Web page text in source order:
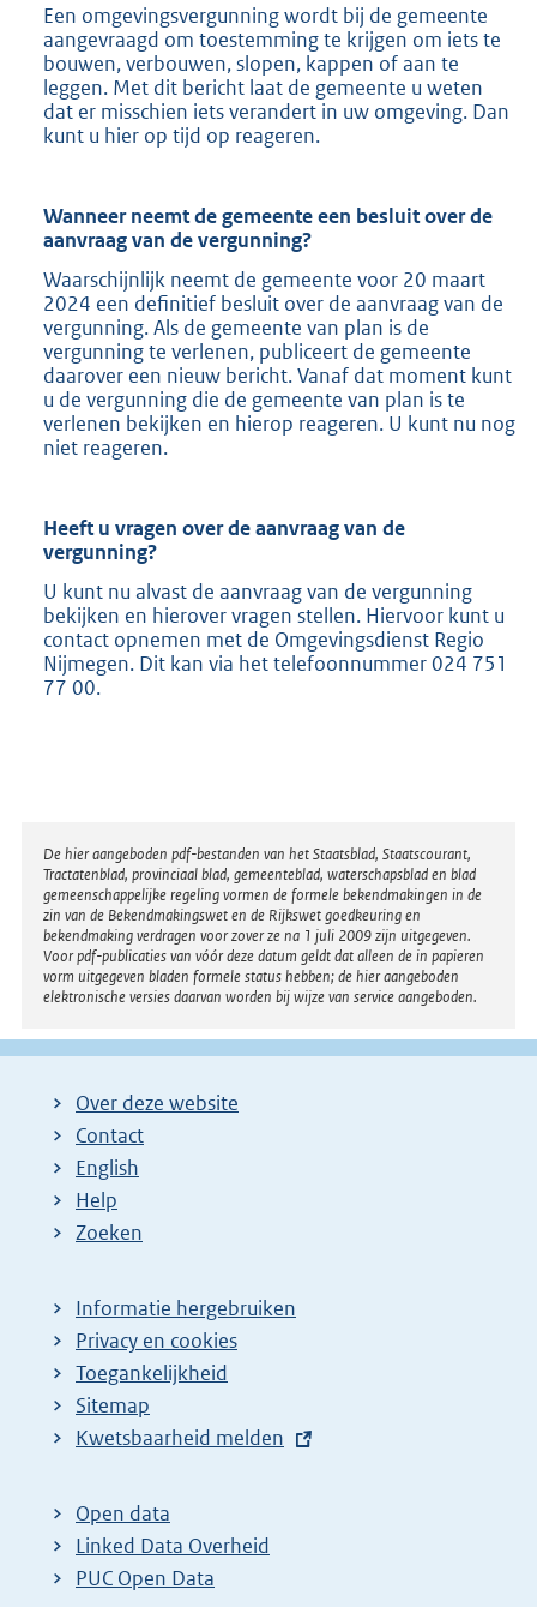
Een omgevingsvergunning wordt bij de gemeente
aangevraagd om toestemming te krijgen om iets te
bouwen, verbouwen, slopen, kappen of aan te
leggen. Met dit bericht laat de gemeente u weten
dat er misschien iets verandert in uw omgeving. Dan
kunt u hier op tijd op reageren.
Wanneer neemt de gemeente een besluit over de
aanvraag van de vergunning?
Waarschijnlijk neemt de gemeente voor 20 maart
2024 een definitief besluit over de aanvraag van de
vergunning. Als de gemeente van plan is de
vergunning te verlenen, publiceert de gemeente
daarover een nieuw bericht. Vanaf dat moment kunt
u de vergunning die de gemeente van plan is te
verlenen bekijken en hierop reageren. U kunt nu nog
niet reageren.
Heeft u vragen over de aanvraag van de
vergunning?
U kunt nu alvast de aanvraag van de vergunning
bekijken en hierover vragen stellen. Hiervoor kunt u
contact opnemen met de Omgevingsdienst Regio
Nijmegen. Dit kan via het telefoonnummer 024 751
77 00.
Disclaimer
De hier aangeboden pdf-bestanden van het Staatsblad, Staatscourant,
Tractatenblad, provinciaal blad, gemeenteblad, waterschapsblad en blad
gemeenschappelijke regeling vormen de formele bekendmakingen in de
zin van de Bekendmakingswet en de Rijkswet goedkeuring en
bekendmaking verdragen voor zover ze na 1 juli 2009 zijn uitgegeven.
Voor pdf-publicaties van vóór deze datum geldt dat alleen de in papieren
vorm uitgegeven bladen formele status hebben; de hier aangeboden
elektronische versies daarvan worden bij wijze van service aangeboden.
Over deze website
Contact
English
Help
Zoeken
Informatie hergebruiken
Privacy en cookies
Toegankelijkheid
Sitemap
E
t
e
r
Kwetsbaarheid melden
Open data
Linked Data Overheid
PUC Open Data